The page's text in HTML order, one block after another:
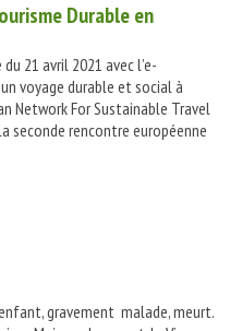
Durable en
21 avril 2021 avec l’e-
voyage durable et social à
Network For Sustainable Travel
seconde rencontre européenne
gravement malade, meurt.